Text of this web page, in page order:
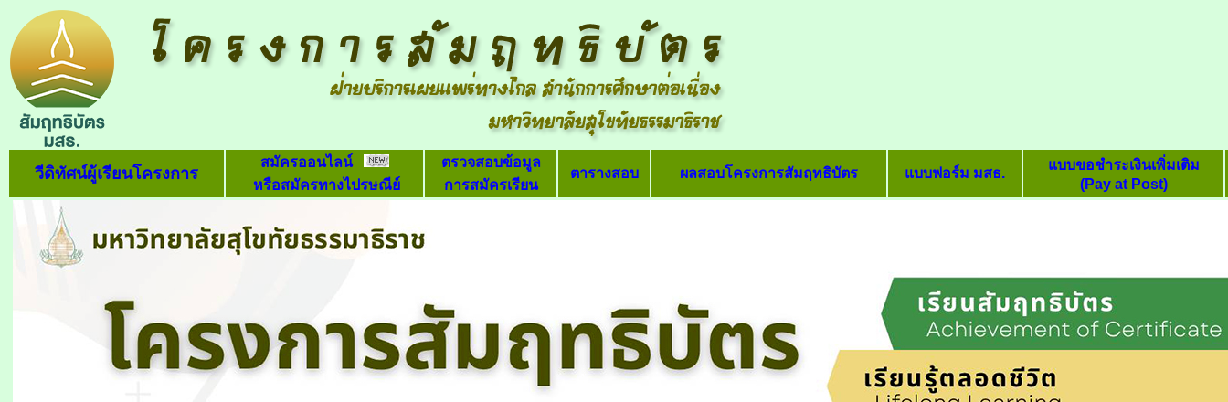
วีดิทัศน์ผู้เรียนโครงการ
สมัครออนไลน์
หรือสมัครทางไปรษณีย์
ตรวจสอบข้อมูล
การสมัครเรียน
ตารางสอบ ผลสอบโครงการสัมฤทธิบัตร แบบฟอร์ม มสธ.
แบบขอชำระเงินเพิ่มเติม
(Pay at Post)